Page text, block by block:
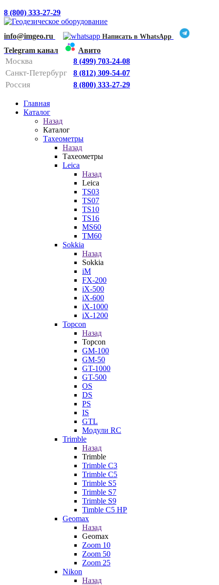
8 (800) 333-27-29
info@imgeo.ru Написать в WhatsApp
Telegram канал Авито
Москва 8 (499) 703-24-08
Санкт-Петербург 8 (812) 309-54-07
Россия 8 (800) 333-27-29
Главная
Каталог
Назад
Каталог
Тахеометры
Назад
Тахеометры
Leica
Назад
Leica
TS03
TS07
TS10
TS16
MS60
TM60
Sokkia
Назад
Sokkia
iM
FX-200
iX-500
iX-600
iX-1000
iX-1200
Topcon
Назад
Topcon
GM-100
GM-50
GT-1000
GT-500
OS
DS
PS
IS
GTL
Модули RC
Trimble
Назад
Trimble
Trimble C3
Trimble C5
Trimble S5
Trimble S7
Trimble S9
Timble C5 HP
Geomax
Назад
Geomax
Zoom 10
Zoom 50
Zoom 25
Nikon
Назад